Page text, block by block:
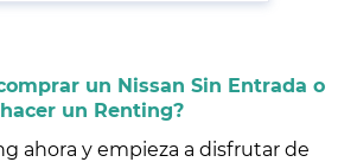
un Nissan Sin Entrada o
hacer un Renting?
ahora y empieza a disfrutar de